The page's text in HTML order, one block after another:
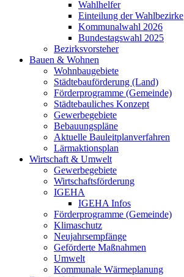
Wahlhelfer
Einteilung der Wahlbezirke
Kommunalwahl 2026
Bundestagswahl 2025
Bezirksvorsteher
Bauen & Wohnen
Wohnbaugebiete
Städtebauförderung (Land)
Förderprogramme (Gemeinde)
Städtebauliches Konzept
Gewerbegebiete
Bebauungspläne
Aktuelle Bauleitplanverfahren
Lärmaktionsplan
Wirtschaft & Umwelt
Gewerbegebiete
Wirtschaftsförderung
IGEHA
IGEHA Infos
Förderprogramme (Gemeinde)
Klimaschutz
Neujahrsempfänge
Geförderte Maßnahmen
Umwelt
Kommunale Wärmeplanung